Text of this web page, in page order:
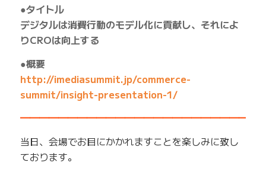
●タイトル
デジタルは消費行動のモデル化に貢献し、それによ
りCROは向上する
●概要
http://imediasummit.jp/commerce-
summit/insight-presentation-1/
当日、会場でお目にかかれますことを楽しみに致し
ております。